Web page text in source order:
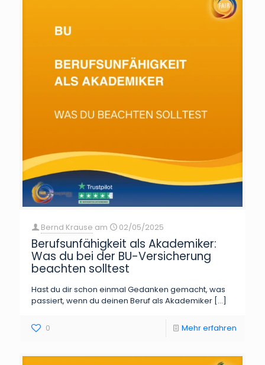
Bernd Krause am 02/05/2025
Berufsunfähigkeit als Akademiker:
Was du bei der BU-Versicherung
beachten solltest
Hast du dir schon einmal Gedanken gemacht, was
passiert, wenn du deinen Beruf als Akademiker […]
0 Mehr erfahren